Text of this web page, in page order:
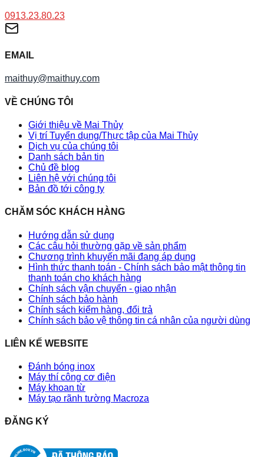
0913.23.80.23
EMAIL
maithuy@maithuy.com
VỀ CHÚNG TÔI
Giới thiệu về Mai Thủy
Vị trí Tuyển dụng/Thực tập của Mai Thủy
Dịch vụ của chúng tôi
Danh sách bản tin
Chủ đề blog
Liên hệ với chúng tôi
Bản đồ tới công ty
CHĂM SÓC KHÁCH HÀNG
Hướng dẫn sử dụng
Các câu hỏi thường gặp về sản phẩm
Chương trình khuyến mãi đang áp dụng
Hình thức thanh toán - Chính sách bảo mật thông tin
thanh toán cho khách hàng
Chính sách vận chuyển - giao nhận
Chính sách bảo hành
Chính sách kiểm hàng, đổi trả
Chính sách bảo vệ thông tin cá nhân của người dùng
LIÊN KẾ WEBSITE
Đánh bóng inox
Máy thí công cơ điện
Máy khoan từ
Máy tạo rãnh tường Macroza
ĐĂNG KÝ